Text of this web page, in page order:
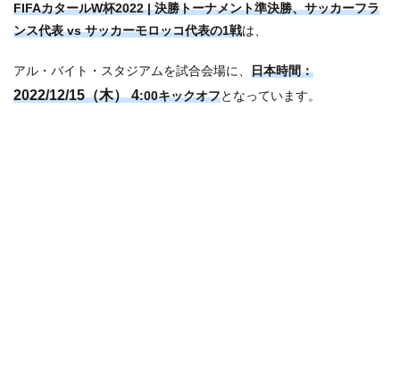
FIFAカタールW杯2022 | 決勝トーナメント準決勝、サッカーフラ
ンス代表 vs サッカーモロッコ代表の1戦は、
アル・バイト・スタジアムを試合会場に、 日本時間：
2022/12/15（木） 4:00キックオフとなっています。